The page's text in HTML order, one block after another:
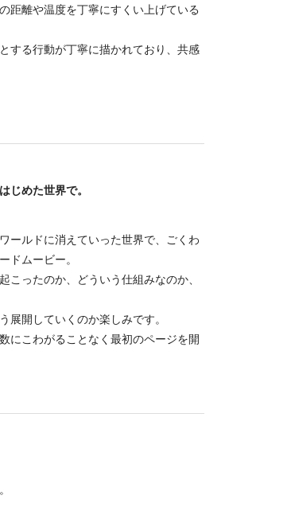
距離や温度を丁寧にすくい上げている
する行動が丁寧に描かれており、共感
じめた世界で。
ールドに消えていった世界で、ごくわ
ドムービー。
ったのか、どういう仕組みなのか、
開していくのか楽しみです。
にこわがることなく最初のページを開